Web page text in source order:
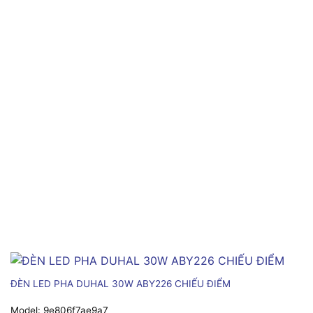
ĐÈN LED PHA DUHAL 30W ABY226 CHIẾU ĐIỂM
Model: 9e806f7ae9a7